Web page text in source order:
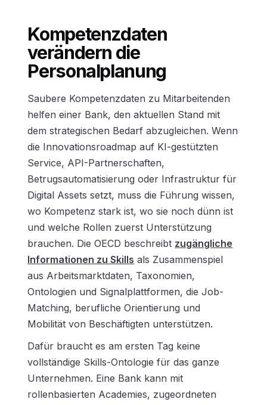
Kompetenzdaten
verändern die
Personalplanung
Saubere Kompetenzdaten zu Mitarbeitenden
helfen einer Bank, den aktuellen Stand mit
dem strategischen Bedarf abzugleichen. Wenn
die Innovationsroadmap auf KI-gestützten
Service, API-Partnerschaften,
Betrugsautomatisierung oder Infrastruktur für
Digital Assets setzt, muss die Führung wissen,
wo Kompetenz stark ist, wo sie noch dünn ist
und welche Rollen zuerst Unterstützung
brauchen. Die OECD beschreibt zugängliche
Informationen zu Skills als Zusammenspiel
aus Arbeitsmarktdaten, Taxonomien,
Ontologien und Signalplattformen, die Job-
Matching, berufliche Orientierung und
Mobilität von Beschäftigten unterstützen.
Dafür braucht es am ersten Tag keine
vollständige Skills-Ontologie für das ganze
Unternehmen. Eine Bank kann mit
rollenbasierten Academies, zugeordneten